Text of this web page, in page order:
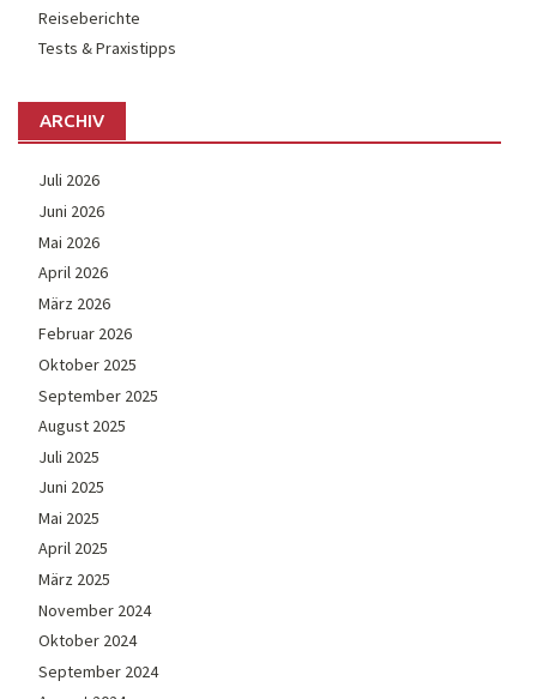
Reiseberichte
Tests & Praxistipps
ARCHIV
Juli 2026
Juni 2026
Mai 2026
April 2026
März 2026
Februar 2026
Oktober 2025
September 2025
August 2025
Juli 2025
Juni 2025
Mai 2025
April 2025
März 2025
November 2024
Oktober 2024
September 2024